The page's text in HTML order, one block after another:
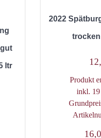
ltr
2022
Produkt
inkl.